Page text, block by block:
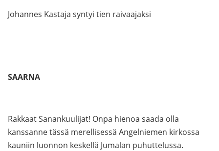
Johannes Kastaja syntyi tien raivaajaksi
SAARNA
Rakkaat Sanankuulijat! Onpa hienoa saada olla
kanssanne tässä merellisessä Angelniemen kirkossa
kauniin luonnon keskellä Jumalan puhuttelussa.